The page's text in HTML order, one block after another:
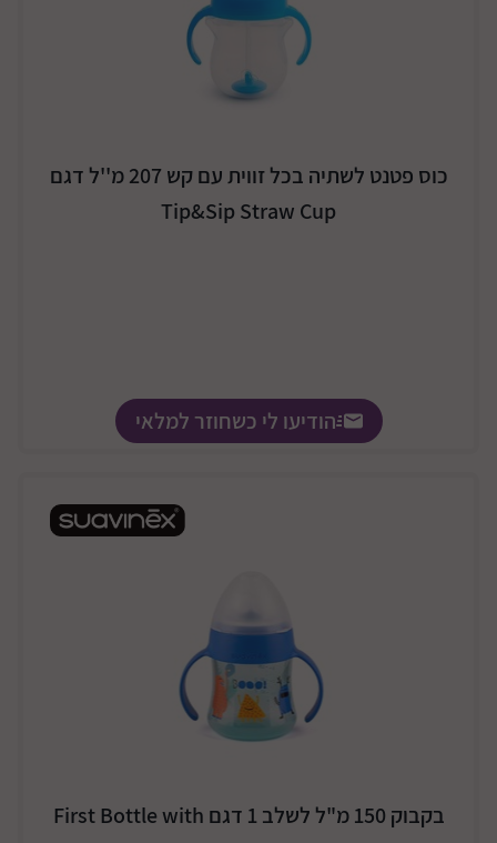
כוס פטנט לשתיה בכל זווית עם קש 207 מ''ל דגם
Tip&Sip Straw Cup
הודיעו לי כשחוזר למלאי
בקבוק 150 מ"ל לשלב 1 דגם First Bottle with